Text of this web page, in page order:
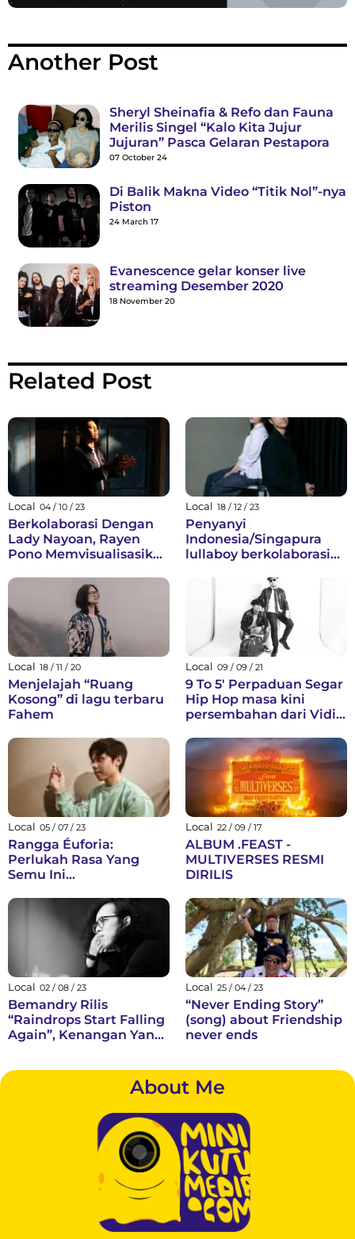
Another Post
Sheryl Sheinafia & Refo dan Fauna
Merilis Singel “Kalo Kita Jujur
Jujuran” Pasca Gelaran Pestapora
07 October 24
Di Balik Makna Video “Titik Nol”-nya
Piston
24 March 17
Evanescence gelar konser live
streaming Desember 2020
18 November 20
Related Post
Local 04 / 10 / 23
Berkolaborasi Dengan
Lady Nayoan, Rayen
Pono Memvisualisasikan
Sebagai Single Penutup
Di Album 40
Local 18 / 12 / 23
Penyanyi
Indonesia/Singapura
lullaboy berkolaborasi
di “life with u – acoustic”
Local 18 / 11 / 20
Menjelajah “Ruang
Kosong” di lagu terbaru
Fahem
Local 09 / 09 / 21
9 To 5' Perpaduan Segar
Hip Hop masa kini
persembahan dari Vidie
Local 05 / 07 / 23
Rangga Éuforia:
Perlukah Rasa Yang
Semu Ini
Local 22 / 09 / 17
ALBUM .FEAST -
MULTIVERSES RESMI
DIRILIS
Local 02 / 08 / 23
Bemandry Rilis
“Raindrops Start Falling
Again”, Kenangan Yang
Local 25 / 04 / 23
“Never Ending Story”
(song) about Friendship
never ends
About Me